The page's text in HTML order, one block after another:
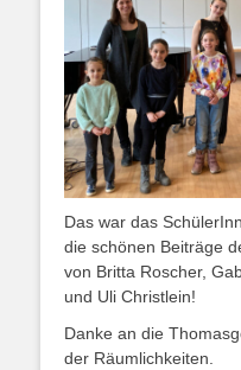
Das war das
die schönen Beiträge
von Britta Roscher,
und Uli Christlein!
Danke an die
der Räumlichkeiten.